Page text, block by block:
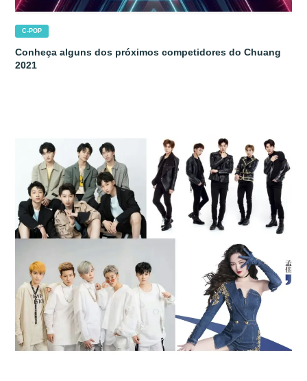
C-POP
Conheça alguns dos próximos competidores do Chuang
2021